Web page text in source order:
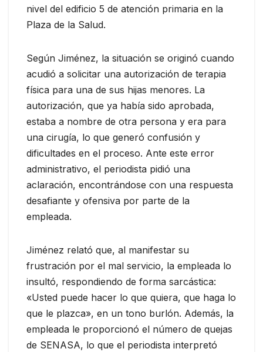
nivel del edificio 5 de atención primaria en la
Plaza de la Salud.
Según Jiménez, la situación se originó cuando
acudió a solicitar una autorización de terapia
física para una de sus hijas menores. La
autorización, que ya había sido aprobada,
estaba a nombre de otra persona y era para
una cirugía, lo que generó confusión y
dificultades en el proceso. Ante este error
administrativo, el periodista pidió una
aclaración, encontrándose con una respuesta
desafiante y ofensiva por parte de la
empleada.
Jiménez relató que, al manifestar su
frustración por el mal servicio, la empleada lo
insultó, respondiendo de forma sarcástica:
«Usted puede hacer lo que quiera, que haga lo
que le plazca», en un tono burlón. Además, la
empleada le proporcionó el número de quejas
de SENASA, lo que el periodista interpretó